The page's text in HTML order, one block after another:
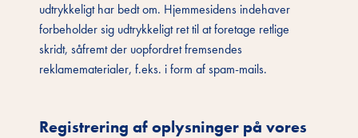
udtrykkeligt har bedt om. Hjemmesidens indehaver
forbeholder sig udtrykkeligt ret til at foretage retlige
skridt, såfremt der uopfordret fremsendes
reklamematerialer, f.eks. i form af spam-mails.
Registrering af oplysninger på vores